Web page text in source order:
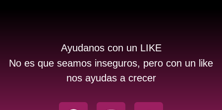
Ayudanos con un LIKE
No es que seamos inseguros, pero con un like
nos ayudas a crecer